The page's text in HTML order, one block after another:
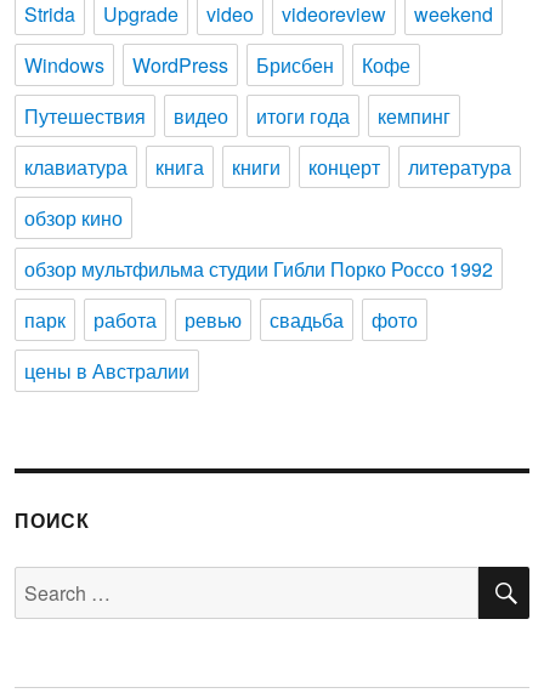
Strida
Upgrade video videoreview
weekend
Windows
WordPress Брисбен
Кофе
Путешествия
видео итоги года
кемпинг
клавиатура
книга книги концерт
литература
обзор кино
обзор мультфильма студии Гибли Порко Россо 1992
парк
работа ревью свадьба
фото
цены в Австралии
ПОИСК
Search
for: